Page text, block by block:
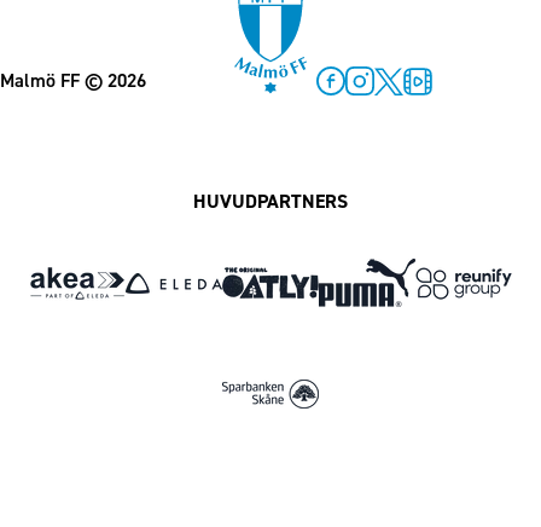
Malmö FF© 2026
HUVUDPARTNERS